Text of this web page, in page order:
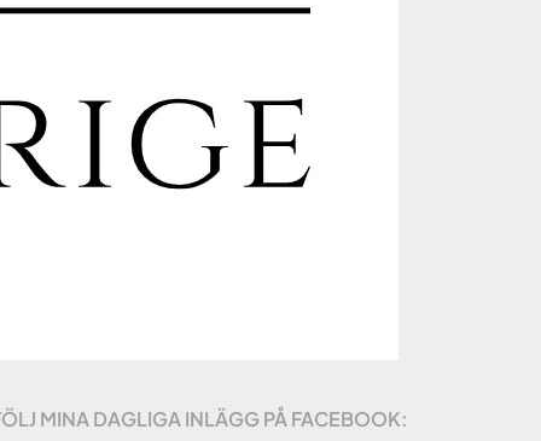
MINA DAGLIGA INLÄGG PÅ FACEBOOK: